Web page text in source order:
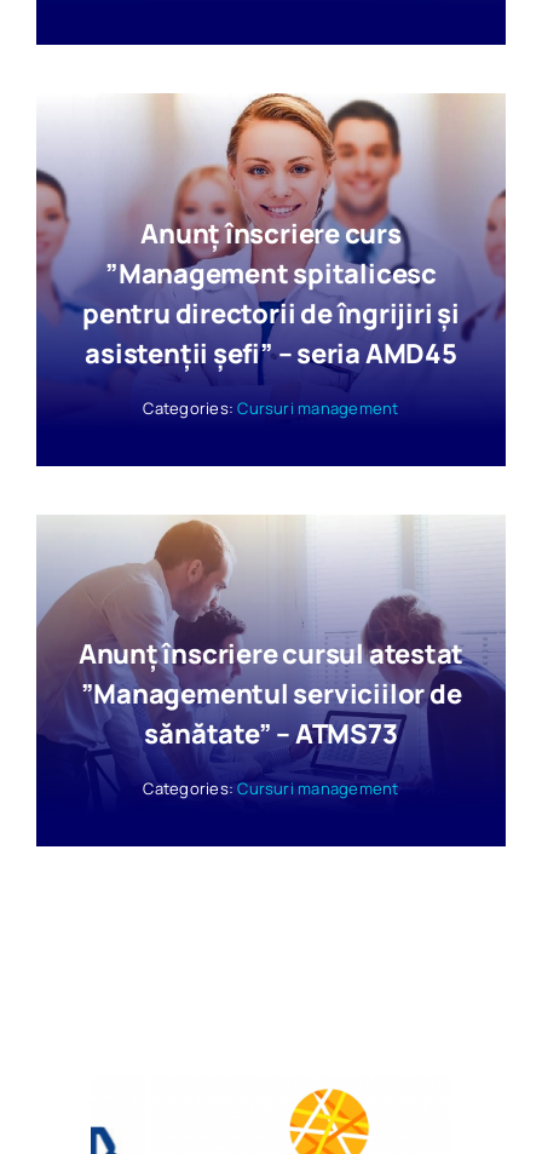
Anunț înscriere curs
”Management spitalicesc
pentru directorii de îngrijiri şi
asistenţii şefi” – seria AMD45
Categories:Cursuri management
Anunț înscriere cursul atestat
”Managementul serviciilor de
sănătate” – ATMS73
Categories:Cursuri management